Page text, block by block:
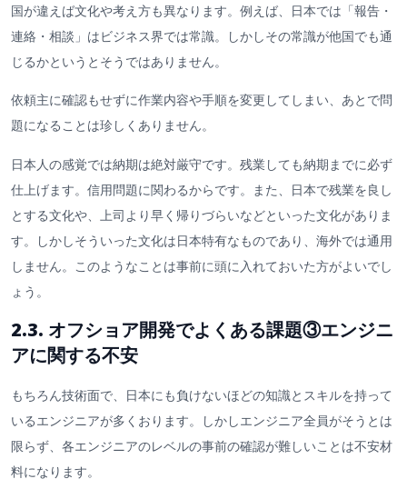
国が違えば文化や考え方も異なります。例えば、日本では「報告・
連絡・相談」はビジネス界では常識。しかしその常識が他国でも通
じるかというとそうではありません。
依頼主に確認もせずに作業内容や手順を変更してしまい、あとで問
題になることは珍しくありません。
日本人の感覚では納期は絶対厳守です。残業しても納期までに必ず
仕上げます。信用問題に関わるからです。また、日本で残業を良し
とする文化や、上司より早く帰りづらいなどといった文化がありま
す。しかしそういった文化は日本特有なものであり、海外では通用
しません。このようなことは事前に頭に入れておいた方がよいでし
ょう。
2.3. オフショア開発でよくある課題③エンジニ
アに関する不安
もちろん技術面で、日本にも負けないほどの知識とスキルを持って
いるエンジニアが多くおります。しかしエンジニア全員がそうとは
限らず、各エンジニアのレベルの事前の確認が難しいことは不安材
料になります。